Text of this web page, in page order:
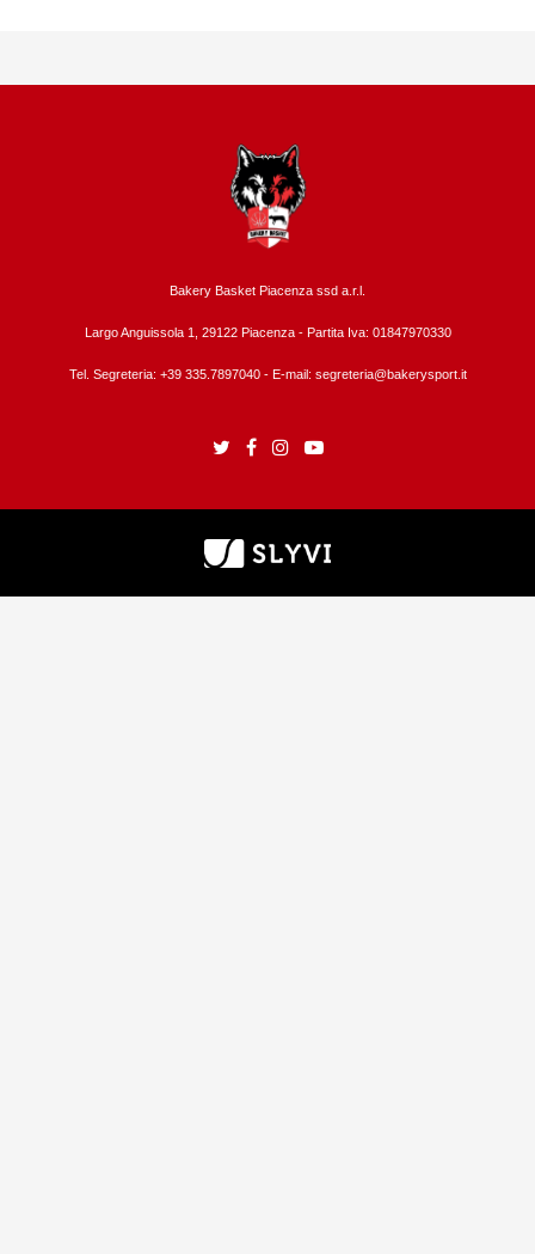
Bakery Basket Piacenza ssd a.r.l.
Largo Anguissola 1, 29122 Piacenza - Partita Iva: 01847970330
Tel. Segreteria: +39 335.7897040 - E-mail: segreteria@bakerysport.it